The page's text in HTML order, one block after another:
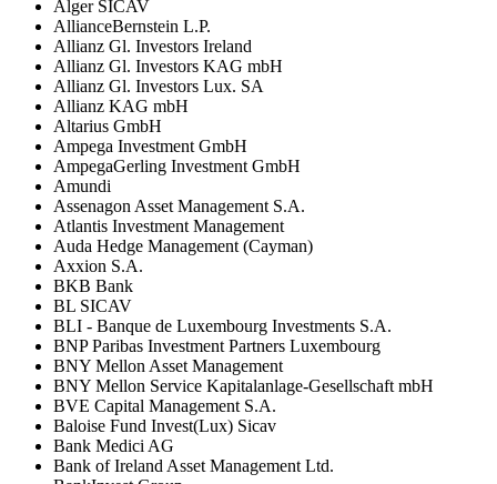
Alger SICAV
AllianceBernstein L.P.
Allianz Gl. Investors Ireland
Allianz Gl. Investors KAG mbH
Allianz Gl. Investors Lux. SA
Allianz KAG mbH
Altarius GmbH
Ampega Investment GmbH
AmpegaGerling Investment GmbH
Amundi
Assenagon Asset Management S.A.
Atlantis Investment Management
Auda Hedge Management (Cayman)
Axxion S.A.
BKB Bank
BL SICAV
BLI - Banque de Luxembourg Investments S.A.
BNP Paribas Investment Partners Luxembourg
BNY Mellon Asset Management
BNY Mellon Service Kapitalanlage-Gesellschaft mbH
BVE Capital Management S.A.
Baloise Fund Invest(Lux) Sicav
Bank Medici AG
Bank of Ireland Asset Management Ltd.